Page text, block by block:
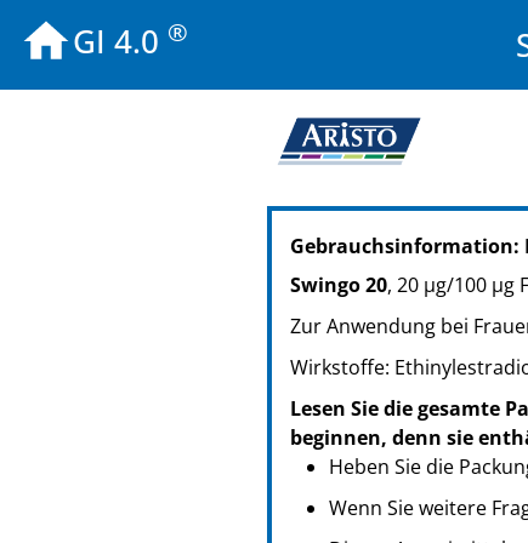
GI 4.0 ®
PZN: 14410902
PPN: 111441090282
PZN: 07746607
PZN: 07746613
PPN: 110774661377
PZN: 07746636
PPN: 110774663633
Swingo 20, 20 µg/100 µg
Zur Anwendung bei
Wirkstoffe:
Lesen Sie die gesamte
beginnen, denn sie
Heben Sie die
Wenn Sie weitere